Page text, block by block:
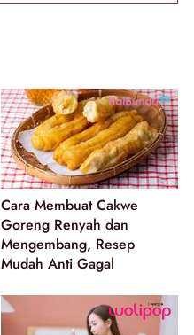
Cara Membuat Cakwe
Goreng Renyah dan
Mengembang, Resep
Mudah Anti Gagal